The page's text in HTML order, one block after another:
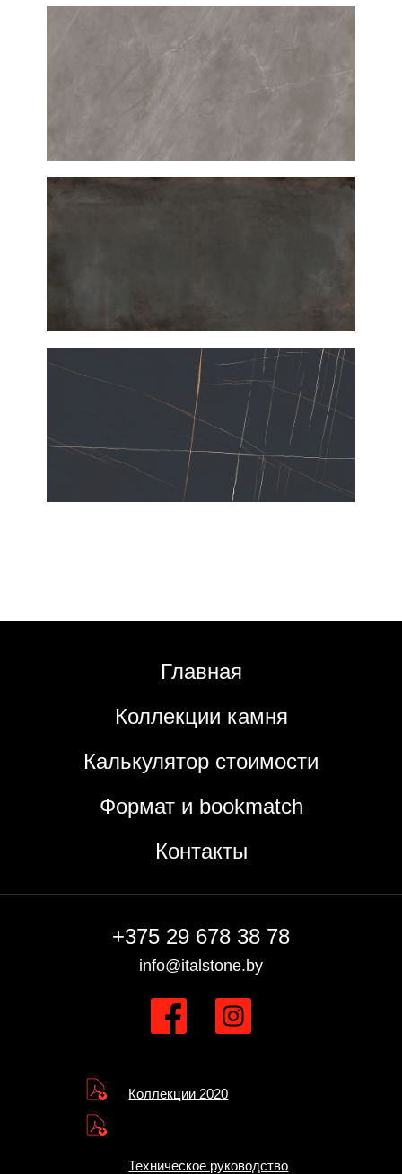
Калькулятор стоимости
Формат и bookmatch
Коллекции камня
Контакты
+375 29 678 38 78
info@italstone.by
Главная
Коллекции 2020
Техническое руководство